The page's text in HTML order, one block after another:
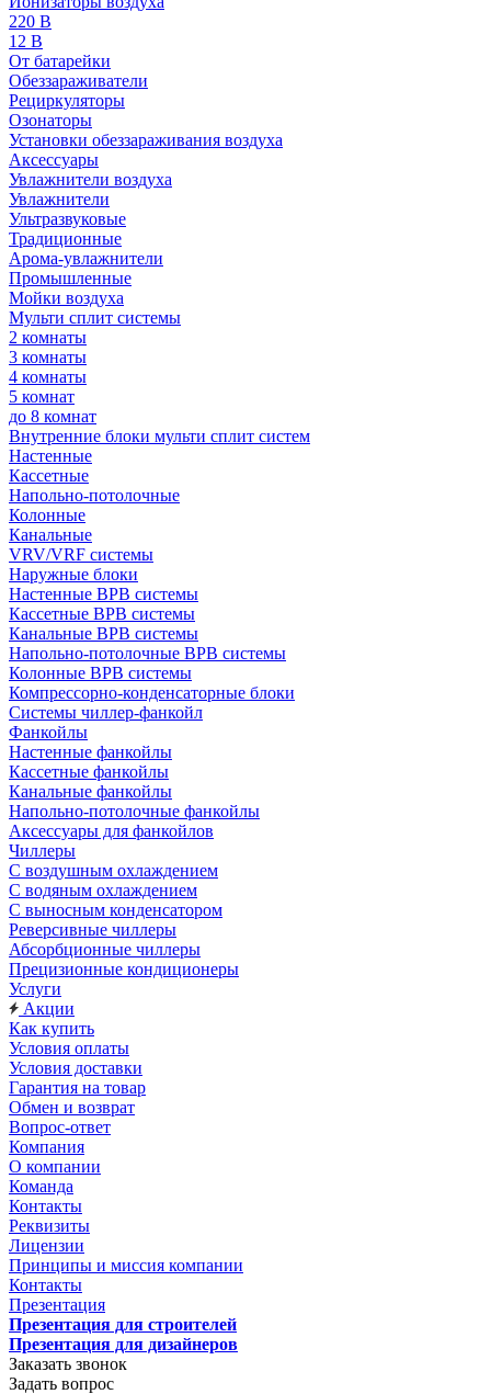
220 В
12 В
От батарейки
Обеззараживатели
Рециркуляторы
Озонаторы
Установки обеззараживания воздуха
Аксессуары
Увлажнители воздуха
Увлажнители
Ультразвуковые
Традиционные
Арома-увлажнители
Промышленные
Мойки воздуха
Мульти сплит системы
2 комнаты
3 комнаты
4 комнаты
5 комнат
до 8 комнат
Внутренние блоки мульти сплит систем
Настенные
Кассетные
Напольно-потолочные
Колонные
Канальные
VRV/VRF системы
Наружные блоки
Настенные ВРВ системы
Кассетные ВРВ системы
Канальные ВРВ системы
Напольно-потолочные ВРВ системы
Колонные ВРВ системы
Компрессорно-конденсаторные блоки
Системы чиллер-фанкойл
Фанкойлы
Настенные фанкойлы
Кассетные фанкойлы
Канальные фанкойлы
Напольно-потолочные фанкойлы
Аксессуары для фанкойлов
Чиллеры
С воздушным охлаждением
С водяным охлаждением
С выносным конденсатором
Реверсивные чиллеры
Абсорбционные чиллеры
Прецизионные кондиционеры
Услуги
Акции
Как купить
Условия оплаты
Условия доставки
Гарантия на товар
Обмен и возврат
Вопрос-ответ
Компания
О компании
Команда
Контакты
Реквизиты
Лицензии
Принципы и миссия компании
Контакты
Презентация
Презентация для строителей
Презентация для дизайнеров
Заказать звонок
Задать вопрос